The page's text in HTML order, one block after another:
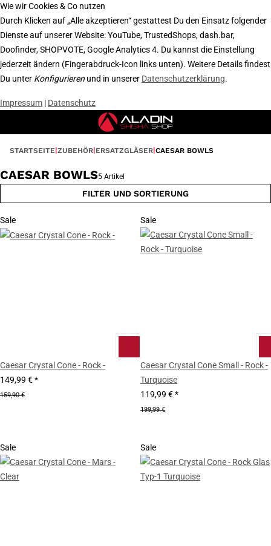
Wie wir Cookies & Co nutzen
Durch Klicken auf „Alle akzeptieren“ gestattest Du den Einsatz folgender
Dienste auf unserer Website: YouTube, TrustedShops, dash.bar,
Doofinder, SHOPVOTE, Google Analytics 4. Du kannst die Einstellung
jederzeit ändern (Fingerabdruck-Icon links unten). Weitere Details findest
Du unter Konfigurieren und in unserer Datenschutzerklärung.
Impressum | Datenschutz
STARTSEITE ZUBEHÖR ERSATZGLÄSER CAESAR BOWLS
Sale
Caesar Crystal Cone - Rock -
149,99 €*
159,90 €
Sale
Caesar Crystal Cone Small - Rock -
Turquoise
119,99 €*
199,99 €
Sale Sale
CAESAR BOWLS5 Artikel
FILTER UND SORTIERUNG